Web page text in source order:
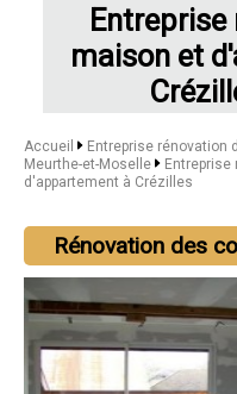
maison et
Accueil
Entreprise rénovation
Meurthe-et-Moselle
Entreprise
d'appartement à Crézilles
Rénovation des